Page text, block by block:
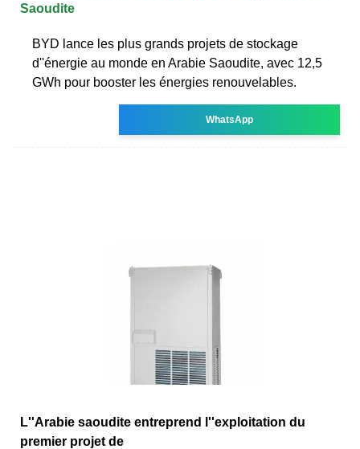
Saoudite
BYD lance les plus grands projets de stockage
d''énergie au monde en Arabie Saoudite, avec 12,5
GWh pour booster les énergies renouvelables.
WhatsApp
L''Arabie saoudite entreprend l''exploitation du
premier projet de